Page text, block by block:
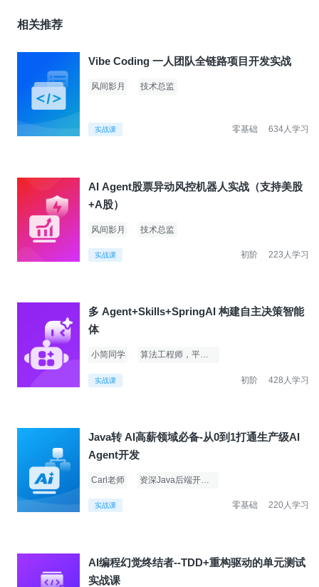
相关推荐
Vibe Coding 一人团队全链路项目开发实战
风间影月 技术总监
实战课 634人学习
零基础
AI Agent股票异动风控机器人实战（支持美股
+A股）
风间影月 技术总监
实战课 223人学习
初阶
多 Agent+Skills+SpringAI 构建自主决策智能
体
小简同学 算法工程师，平台架构师
实战课 428人学习
初阶
Java转 AI高薪领域必备-从0到1打通生产级AI
Agent开发
Carl老师 资深Java后端开发实战专家
实战课 220人学习
零基础
AI编程幻觉终结者--TDD+重构驱动的单元测试
实战课